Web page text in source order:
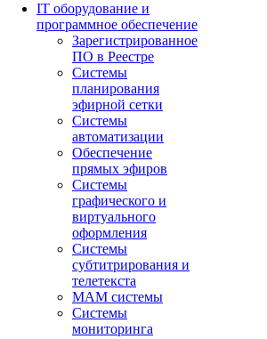
IT оборудование и
программное обеспечение
Зарегистрированное
ПО в Реестре
Системы
планирования
эфирной сетки
Системы
автоматизации
Обеспечение
прямых эфиров
Системы
графического и
виртуального
оформления
Системы
субтитрирования и
телетекста
MAM системы
Системы
мониторинга